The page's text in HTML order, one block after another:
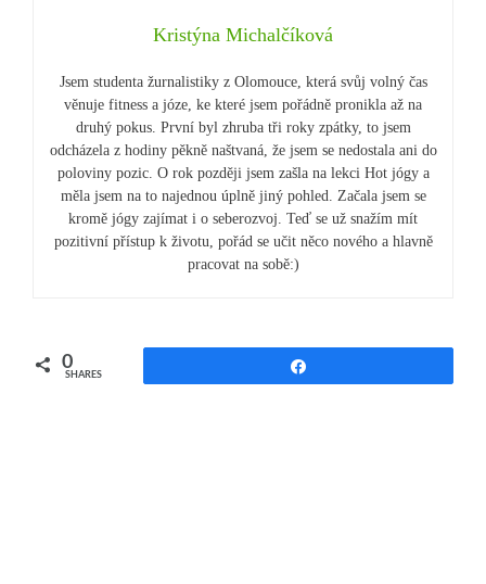
Kristýna Michalčíková
Jsem studenta žurnalistiky z Olomouce, která svůj volný čas
věnuje fitness a józe, ke které jsem pořádně pronikla až na
druhý pokus. První byl zhruba tři roky zpátky, to jsem
odcházela z hodiny pěkně naštvaná, že jsem se nedostala ani do
poloviny pozic. O rok později jsem zašla na lekci Hot jógy a
měla jsem na to najednou úplně jiný pohled. Začala jsem se
kromě jógy zajímat i o seberozvoj. Teď se už snažím mít
pozitivní přístup k životu, pořád se učit něco nového a hlavně
pracovat na sobě:)
0
SHARES